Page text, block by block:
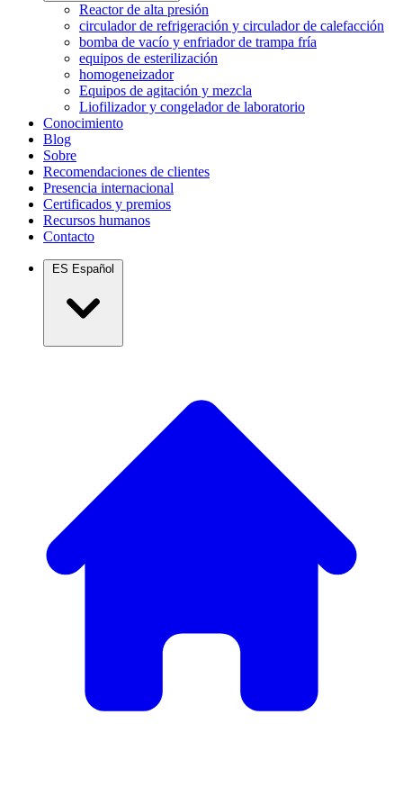
Reactor de alta presión
circulador de refrigeración y circulador de calefacción
bomba de vacío y enfriador de trampa fría
equipos de esterilización
homogeneizador
Equipos de agitación y mezcla
Liofilizador y congelador de laboratorio
Conocimiento
Blog
Sobre
Recomendaciones de clientes
Presencia internacional
Certificados y premios
Recursos humanos
Contacto
ES Español